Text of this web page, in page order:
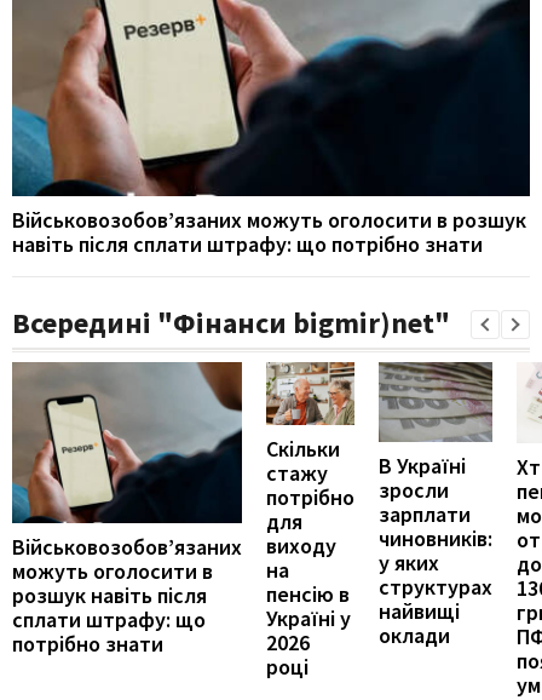
Військовозобов’язаних можуть оголосити в розшук
навіть після сплати штрафу: що потрібно знати
Всередині "Фінанси bigmir)net"
Військовозобов’язаних
можуть оголосити в
розшук навіть після
сплати штрафу: що
потрібно знати
Скільки
стажу
потрібно
для
виходу
на
пенсію в
Україні у
2026
році
В Україні
зросли
зарплати
чиновників:
у яких
структурах
найвищі
оклади